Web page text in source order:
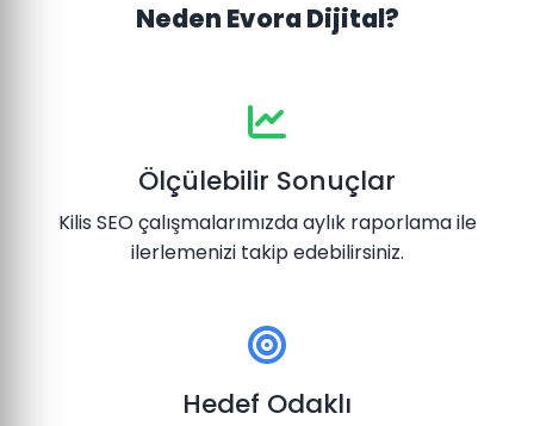
Neden Evora Dijital?
Ölçülebilir Sonuçlar
Kilis SEO çalışmalarımızda aylık raporlama ile
ilerlemenizi takip edebilirsiniz.
Hedef Odaklı